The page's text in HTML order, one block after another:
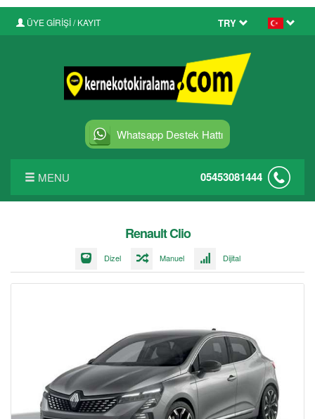
ÜYE GİRİŞİ / KAYIT TRY
Whatsapp Destek Hattı
MENU 05453081444
FİYAT LİSTESİ
FILO KIRALAMA
S.S.S
REFERANSLAR
İLETİŞİM
Renault Clio
Dizel Manuel Dijital